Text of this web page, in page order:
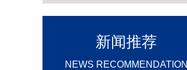
新闻推荐
NEWS RECOMMENDATION